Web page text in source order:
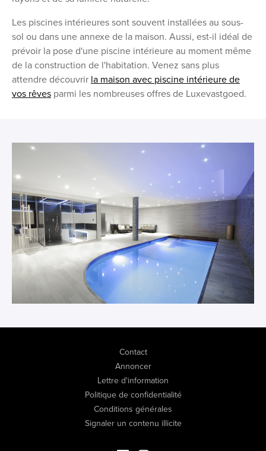
Les piscines intérieures sont souvent installées au sous-
sol ou dans une annexe de la maison. Aussi, est-il idéal de
prévoir la pose d'une piscine intérieure au moment même
de la construction de l'habitation. Venez sans plus
attendre découvrir la maison avec piscine intérieure de
vos rêves parmi les nombreuses offres de Luxevastgoed.
Contact
Annoncer
Lettre d'information
Politique de confidentialité
Conditions générales
Signaler un contenu illicite